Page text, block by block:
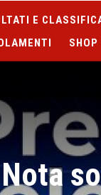
E
SHOP
Nota